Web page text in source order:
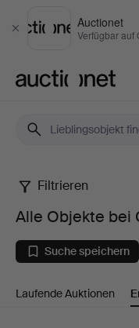
Schließen
Auctionet
Verfügbar auf
Alle
Objekte
bei
Colombos
Filtrieren
Alle Objekte bei
Suche speichern
Laufende Auktionen